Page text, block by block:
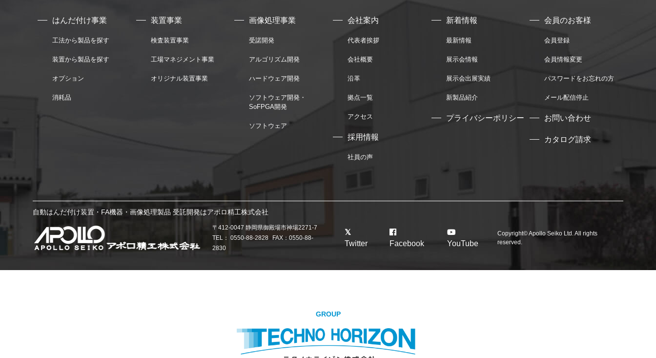
はんだ付け事業
工法から製品を探す
装置から製品を探す
オプション
消耗品
装置事業
検査装置事業
工場マネジメント事業
オリジナル装置事業
画像処理事業
受諾開発
アルゴリズム開発
ハードウェア開発
ソフトウェア開発・
SoFPGA開発
ソフトウェア
会社案内
代表者挨拶
会社概要
沿革
拠点一覧
アクセス
採用情報
社員の声
新着情報
最新情報
展示会情報
展示会出展実績
新製品紹介
プライバシーポリシー
会員のお客様
会員登録
会員情報変更
パスワードをお忘れの方
メール配信停止
お問い合わせ
カタログ請求
自動はんだ付け装置・FA機器・画像処理製品 受託開発はアポロ精工株式会社
〒412-0047 静岡県御殿場市神場2271-7
TEL： 0550-88-2828
FAX：0550-88-
2830
Twitter Facebook YouTube
Copyright© Apollo Seiko Ltd. All rights
reserved.
GROUP